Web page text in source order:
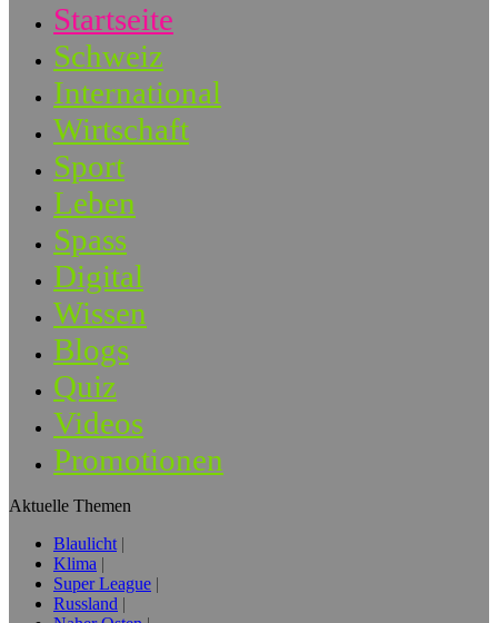
Startseite
Schweiz
International
Wirtschaft
Sport
Leben
Spass
Digital
Wissen
Blogs
Quiz
Videos
Promotionen
Aktuelle Themen
Blaulicht
Klima
Super League
Russland